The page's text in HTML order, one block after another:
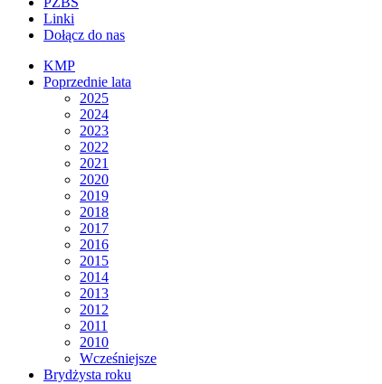
Linki
Dołącz do nas
KMP
Poprzednie lata
2025
2024
2023
2022
2021
2020
2019
2018
2017
2016
2015
2014
2013
2012
2011
2010
Wcześniejsze
Brydżysta roku